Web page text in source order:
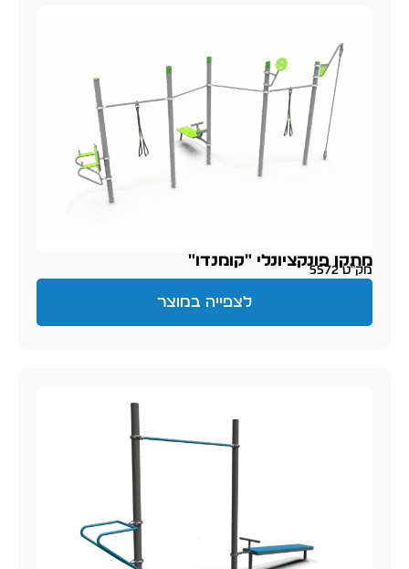
מתקן פונקציונלי "קומנדו"
מק״ט 5572
לצפייה במוצר